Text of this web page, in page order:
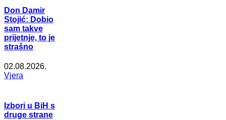
Don Damir
Stojić: Dobio
sam takve
prijetnje, to je
strašno
02.08.2026.
Vjera
Izbori u BiH s
druge strane